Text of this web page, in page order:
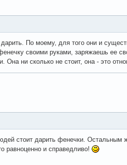
По моему, для того они и
своими руками, заряжаешь ее
Она ни сколько не стоит, она - это
стоит дарить фенечки.
равноценно и справедливо!